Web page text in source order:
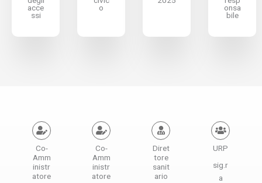
acce
ssi
o
onsa
bile
Co-
Amm
inistr
atore
Co-
Amm
inistr
atore
Diret
tore
sanit
ario
URP
sig.r
a